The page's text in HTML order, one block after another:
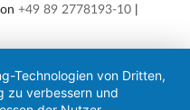
+49 89 2778193-10
Technologien von Dritten,
zu verbessern und